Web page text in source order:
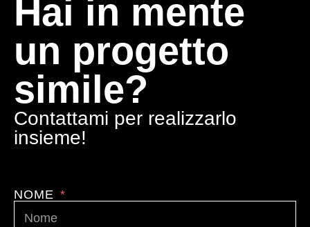
Hai in mente
un progetto
simile?
Contattami per realizzarlo
insieme!
NOME